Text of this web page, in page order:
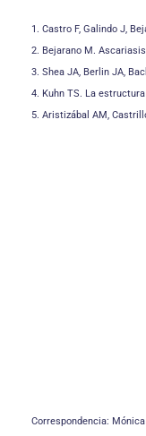
1. Castro F, Galindo J,
2. Bejarano M.
3. Shea JA, Berlin JA,
4. Kuhn TS. La
5. Aristizábal AM,
Correspondencia: